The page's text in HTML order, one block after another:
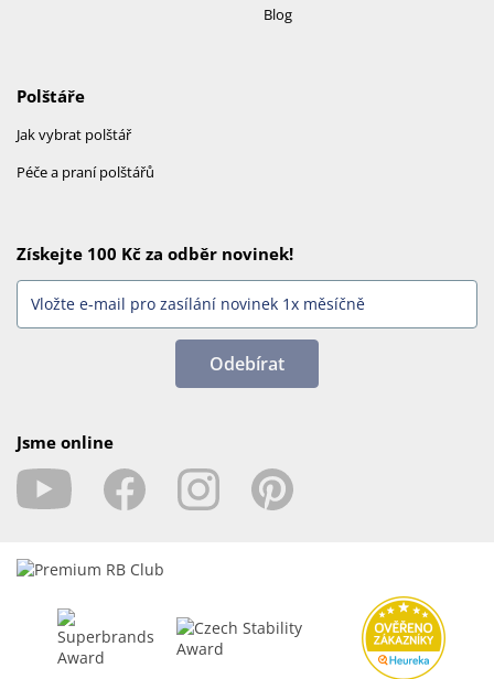
Blog
Polštáře
Jak vybrat polštář
Péče a praní polštářů
Získejte 100 Kč za odběr novinek!
Odebírat
Jsme online